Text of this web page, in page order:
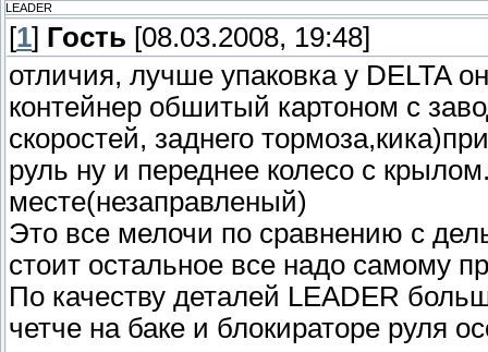
LEADER
[1] Гость [08.03.2008, 19:48]
отличия, лучше упаковка у DELTA
контейнер обшитый картоном с
скоростей, заднего
руль ну и переднее колесо с
месте(незаправленый)
Это все мелочи по сравнению с
стоит остальное все надо самому
По качеству деталей LEADER
четче на баке и блокираторе руля